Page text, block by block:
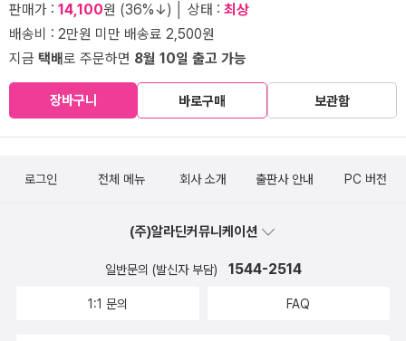
판매가 : 14,100원 (36%↓) │ 상태 : 최상
배송비 : 2만원 미만 배송료 2,500원
지금 택배로 주문하면 8월 10일 출고 가능
장바구니 바로구매 보관함
로그인 전체 메뉴 회사 소개 출판사 안내 PC 버전
(주)알라딘커뮤니케이션
일반문의 (발신자 부담) 1544-2514
1:1 문의 FAQ